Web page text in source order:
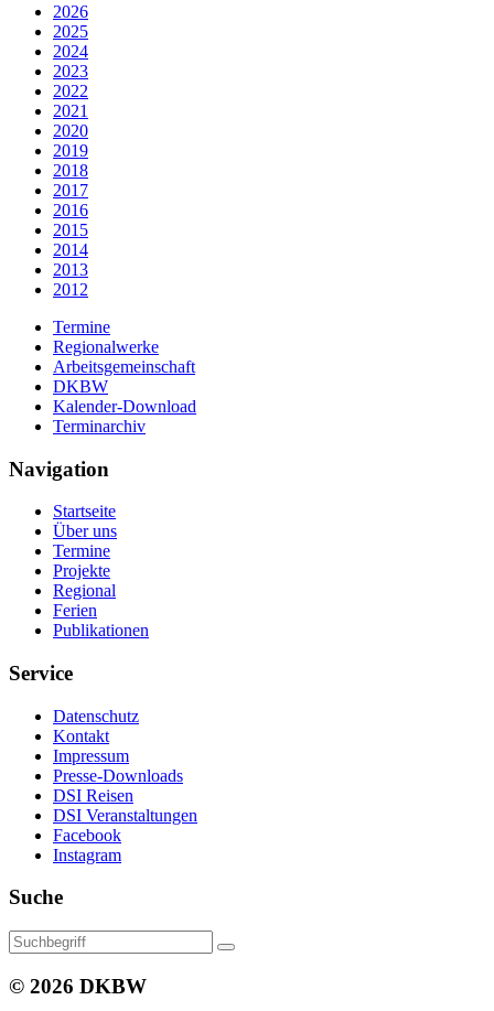
2026
2025
2024
2023
2022
2021
2020
2019
2018
2017
2016
2015
2014
2013
2012
Termine
Regionalwerke
Arbeitsgemeinschaft
DKBW
Kalender-Download
Terminarchiv
Navigation
Startseite
Über uns
Termine
Projekte
Regional
Ferien
Publikationen
Service
Datenschutz
Kontakt
Impressum
Presse-Downloads
DSI Reisen
DSI Veranstaltungen
Facebook
Instagram
Suche
© 2026 DKBW